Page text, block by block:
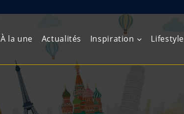
À la une Actualités Inspiration Lifestyle
Europe de l’Ouest